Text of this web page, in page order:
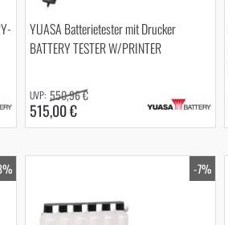
YUASA Batterietester mit Drucker
BATTERY TESTER W/PRINTER
515,00 €
550,96 €
-7%